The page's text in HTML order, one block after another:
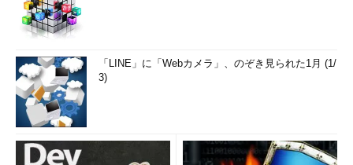
「LINE」に「Webカメラ」、のぞき見られた1月 (1/
3)